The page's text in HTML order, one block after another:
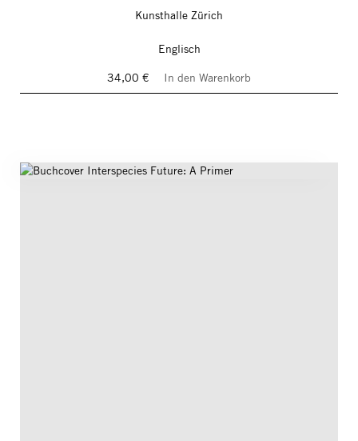
Kunsthalle Zürich
Englisch
34,00 €
In den Warenkorb